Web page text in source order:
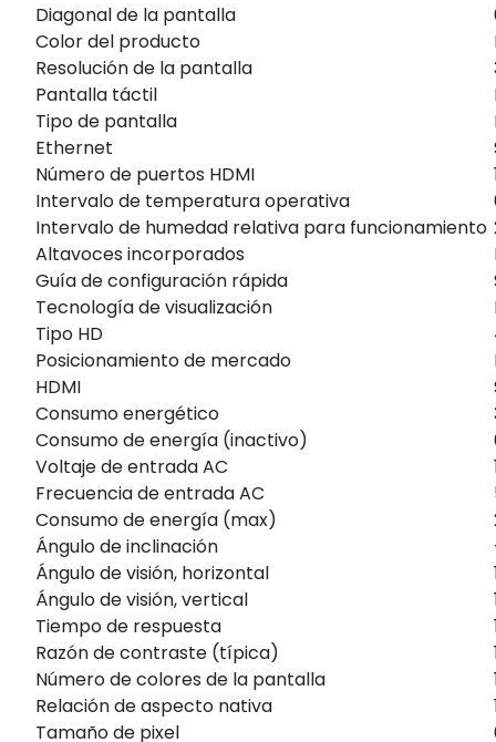
Diagonal de la pantalla
Color del producto
Resolución de la pantalla
Pantalla táctil
Tipo de pantalla
Ethernet
Número de puertos HDMI
Intervalo de temperatura operativa
Intervalo de humedad relativa para funcionamiento
Altavoces incorporados
Guía de configuración rápida
Tecnología de visualización
Tipo HD
Posicionamiento de mercado
HDMI
Consumo energético
Consumo de energía (inactivo)
Voltaje de entrada AC
Frecuencia de entrada AC
Consumo de energía (max)
Ángulo de inclinación
Ángulo de visión, horizontal
Ángulo de visión, vertical
Tiempo de respuesta
Razón de contraste (típica)
Número de colores de la pantalla
Relación de aspecto nativa
Tamaño de pixel